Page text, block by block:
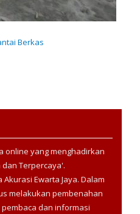
Berkas
online yang menghadirkan
dan Terpercaya'.
Akurasi Ewarta Jaya. Dalam
melakukan pembenahan
dan informasi